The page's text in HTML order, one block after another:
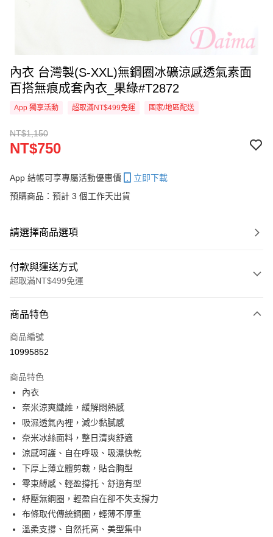
內衣 台灣製(S-XXL)無鋼圈冰礦涼感透氣素面
百搭無痕成套內衣_果綠#T2872
App 獨享活動 超取滿NT$499免運 國家/地區配送
NT$1,150
NT$750
App 結帳可享專屬活動優惠價
立即下載
預購商品：預計 3 個工作天出貨
請選擇商品選項
付款與運送方式
超取滿NT$499免運
信用卡一次付款
超商取貨付款
Apple Pay
街口支付
悠遊付
全盈+PAY
大哥付你分期
相關說明
【大哥付你分期使用說明】
1.本服務由台灣大哥大提供，台灣大哥大用戶可立即使用無須另外申請。
2.付款方式選擇「大哥付你分期」，訂單成立後會自動跳轉到大哥付的交易
AFTEE先享後付
相關說明
商品特色
商品編號
10995852
商品特色
內衣
奈米涼爽纖維，緩解悶熱感
吸濕透氣內裡，減少黏膩感
奈米冰絲面料，整日清爽舒適
涼感呵護、自在呼吸、吸濕快乾
下厚上薄立體剪裁，貼合胸型
零束縛感、輕盈撐托、舒適有型
紓壓無鋼圈，輕盈自在卻不失支撐力
布條取代傳統鋼圈，輕薄不厚重
溫柔支撐、自然托高、美型集中